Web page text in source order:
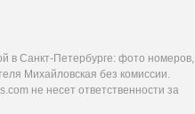
в Санкт-Петербурге: фото номеров,
Михайловская без комиссии.
не несет ответственности за